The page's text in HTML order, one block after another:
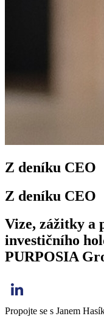
Z deníku CEO
Z deníku CEO
Vize, zážitky a
investičního
PURPOSIA
Propojte se s Janem